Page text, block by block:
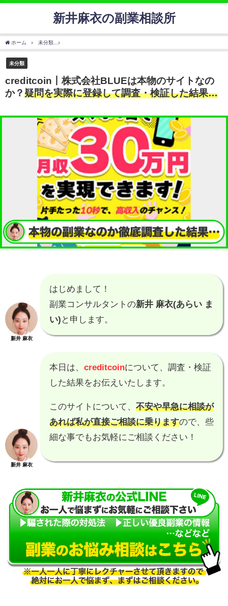
新井麻衣の副業相談所
ホーム 未分類
未分類
creditcoin丨株式会社BLUEは本物のサイトなの
か？疑問を実際に登録して調査・検証した結果…
新井 麻衣
はじめまして！
副業コンサルタントの新井 麻衣(あらい ま
い) と申します。
新井 麻衣
本日は、 creditcoinについて、調査・検証
した結果をお伝えいたします。
このサイトについて、 不安や早急に相談が
あれば私が直接ご相談に乗りますので、些
細な事でもお気軽にご相談ください！